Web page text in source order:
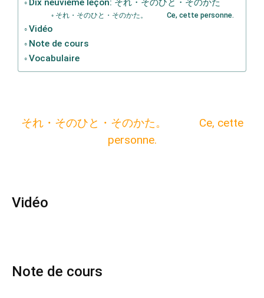
Dix neuvième leçon: それ・そのひと・そのかた
それ・そのひと・そのかた。 Ce, cette personne.
Vidéo
Note de cours
Vocabulaire
それ・そのひと・そのかた。 Ce, cette
personne.
Vidéo
Note de cours